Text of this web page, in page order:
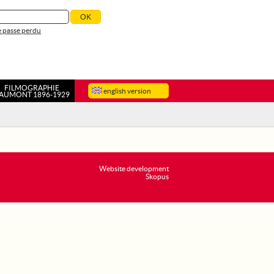
passe perdu
english version
FILMOGRAPHIE
1896-1929
Website development
Skopus